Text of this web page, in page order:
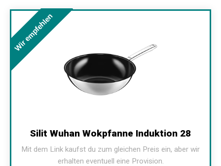
Wir empfehlen
Silit Wuhan Wokpfanne Induktion 28
Mit dem Link kaufst du zum gleichen Preis ein, aber wir
erhalten eventuell eine Provision.